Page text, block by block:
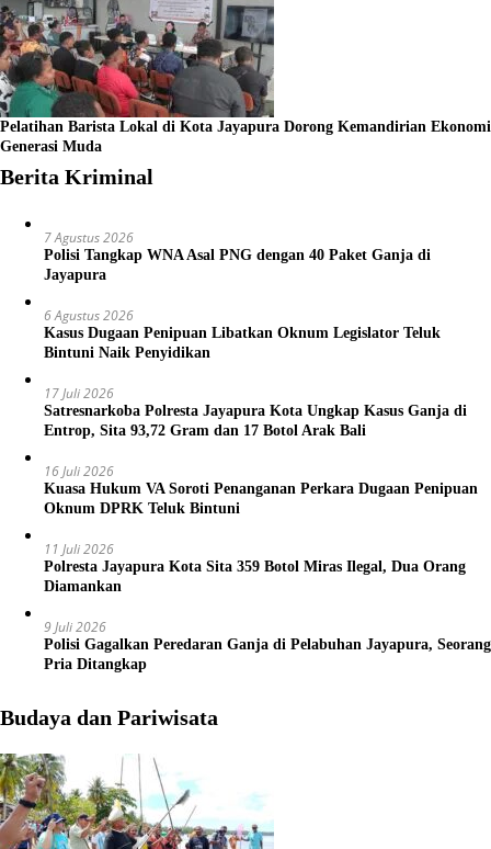
Pelatihan Barista Lokal di Kota Jayapura Dorong Kemandirian Ekonomi
Generasi Muda
Berita Kriminal
7 Agustus 2026
Polisi Tangkap WNA Asal PNG dengan 40 Paket Ganja di
Jayapura
6 Agustus 2026
Kasus Dugaan Penipuan Libatkan Oknum Legislator Teluk
Bintuni Naik Penyidikan
17 Juli 2026
Satresnarkoba Polresta Jayapura Kota Ungkap Kasus Ganja di
Entrop, Sita 93,72 Gram dan 17 Botol Arak Bali
16 Juli 2026
Kuasa Hukum VA Soroti Penanganan Perkara Dugaan Penipuan
Oknum DPRK Teluk Bintuni
11 Juli 2026
Polresta Jayapura Kota Sita 359 Botol Miras Ilegal, Dua Orang
Diamankan
9 Juli 2026
Polisi Gagalkan Peredaran Ganja di Pelabuhan Jayapura, Seorang
Pria Ditangkap
Budaya dan Pariwisata